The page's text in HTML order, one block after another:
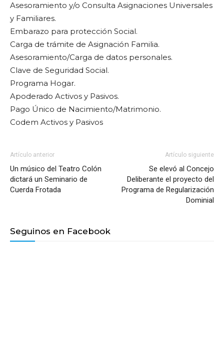
Asesoramiento y/o Consulta Asignaciones Universales
y Familiares.
Embarazo para protección Social.
Carga de trámite de Asignación Familia.
Asesoramiento/Carga de datos personales.
Clave de Seguridad Social.
Programa Hogar.
Apoderado Activos y Pasivos.
Pago Único de Nacimiento/Matrimonio.
Codem Activos y Pasivos
Artículo anterior
Un músico del Teatro Colón
dictará un Seminario de
Cuerda Frotada
Artículo siguiente
Se elevó al Concejo
Deliberante el proyecto del
Programa de Regularización
Dominial
Seguinos en Facebook